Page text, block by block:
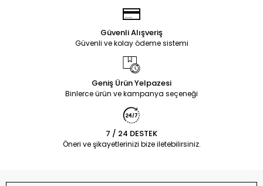
Güvenli Alışveriş
Güvenli ve kolay ödeme sistemi
Geniş Ürün Yelpazesi
Binlerce ürün ve kampanya seçeneği
7 / 24 DESTEK
Öneri ve şikayetlerinizi bize iletebilirsiniz.